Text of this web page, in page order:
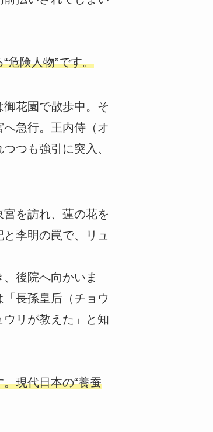
危険人物”です。
花園で散歩中。そ
急行。王内侍（オ
つも強引に突入、
を訪れ、蓮の花を
李明の罠で、リュ
後院へ向かいま
長孫皇后（チョウ
リが教えた」と知
現代日本の“養蚕